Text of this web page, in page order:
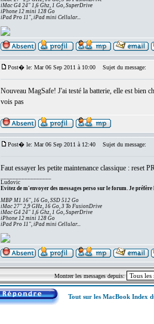
iMac G4 24" 1,6 Ghz, 1 Go, SuperDrive
iPhone 12 mini 128 Go
iPad Pro 11", iPad mini Cellular...
Post� le: Mar 06 Sep 2011 à 10:00 Sujet du message:
Nouveau MagSafe! J'ai testé la batterie, elle est bien
vois pas
Post� le: Mar 06 Sep 2011 à 12:40 Sujet du message:
Faut essayer les petite maintenance classique : reset
Ludovic
Evitez de m'envoyer des messages perso sur le forum. Je préfère
MBP M1 16", 16 Go, SSD 512 Go
iMac 27" 2,9 GHz, 16 Go, 3 To FusionDrive
iMac G4 24" 1,6 Ghz, 1 Go, SuperDrive
iPhone 12 mini 128 Go
iPad Pro 11", iPad mini Cellular...
Montrer les messages depuis:
Tout sur les MacBook Index